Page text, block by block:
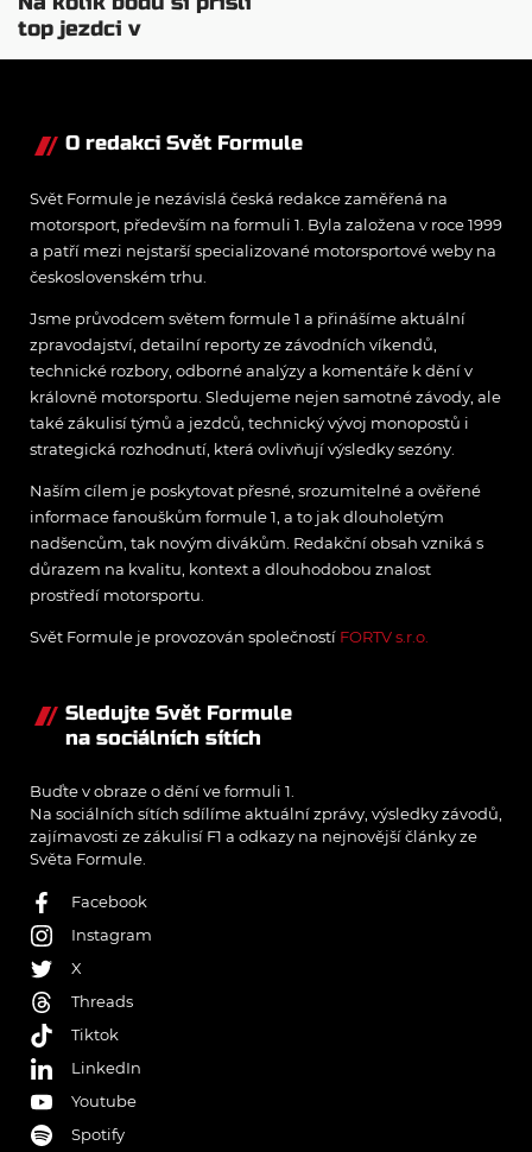
top jezdci v
posledních 4
O redakci Svět Formule
Svět Formule je nezávislá česká redakce zaměřená na
motorsport, především na formuli 1. Byla založena v roce 1999
a patří mezi nejstarší specializované motorsportové weby na
československém trhu.
Jsme průvodcem světem formule 1 a přinášíme aktuální
zpravodajství, detailní reporty ze závodních víkendů,
technické rozbory, odborné analýzy a komentáře k dění v
královně motorsportu. Sledujeme nejen samotné závody, ale
také zákulisí týmů a jezdců, technický vývoj monopostů i
strategická rozhodnutí, která ovlivňují výsledky sezóny.
Naším cílem je poskytovat přesné, srozumitelné a ověřené
informace fanouškům formule 1, a to jak dlouholetým
nadšencům, tak novým divákům. Redakční obsah vzniká s
důrazem na kvalitu, kontext a dlouhodobou znalost
prostředí motorsportu.
Svět Formule je provozován společností FORTV s.r.o.
Sledujte Svět Formule
na sociálních sítích
Buďte v obraze o dění ve formuli 1.
Na sociálních sítích sdílíme aktuální zprávy, výsledky závodů,
zajímavosti ze zákulisí F1 a odkazy na nejnovější články ze
Světa Formule.
Facebook
Instagram
X
Threads
Tiktok
LinkedIn
Youtube
Spotify